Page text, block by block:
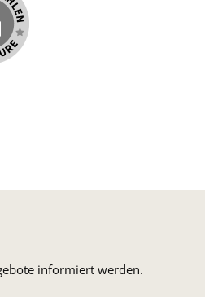
informiert werden.